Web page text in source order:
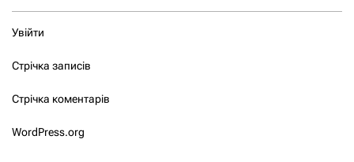
Увійти
Стрічка записів
Стрічка коментарів
WordPress.org